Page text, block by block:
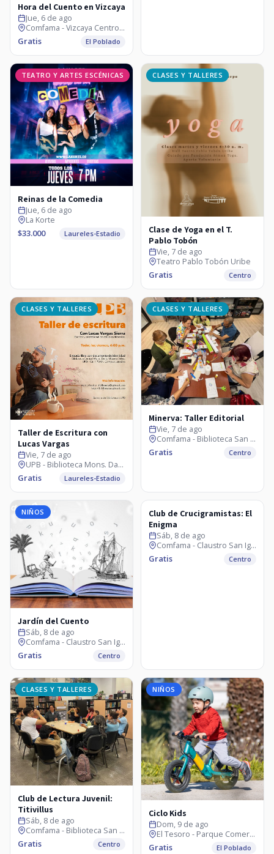
Hora del Cuento en Vizcaya
Jue, 6 de ago
Comfama - Vizcaya Centro Comercial
Gratis El Poblado
TEATRO Y ARTES ESCÉNICAS
Reinas de la Comedia
Jue, 6 de ago
La Korte
$33.000 Laureles-Estadio
CLASES Y TALLERES
Clase de Yoga en el T.
Pablo Tobón
Vie, 7 de ago
Teatro Pablo Tobón Uribe
Gratis Centro
CLASES Y TALLERES
Taller de Escritura con
Lucas Vargas
Vie, 7 de ago
UPB - Biblioteca Mons. Darío Múnera
Gratis Laureles-Estadio
CLASES Y TALLERES
Minerva: Taller Editorial
Vie, 7 de ago
Comfama - Biblioteca San Ignacio
Gratis Centro
NIÑOS
Jardín del Cuento
Sáb, 8 de ago
Comfama - Claustro San Ignacio
Gratis Centro
CLASES Y TALLERES
Club de Crucigramistas: El
Enigma
Sáb, 8 de ago
Comfama - Claustro San Ignacio
Gratis Centro
CLASES Y TALLERES
Club de Lectura Juvenil:
Titivillus
Sáb, 8 de ago
Comfama - Biblioteca San Ignacio
Gratis Centro
NIÑOS
Ciclo Kids
Dom, 9 de ago
El Tesoro - Parque Comercial
Gratis El Poblado